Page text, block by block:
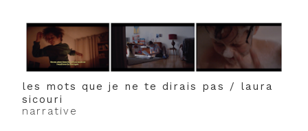
les mots que je ne te dirais pas / laura
sicouri
narrative